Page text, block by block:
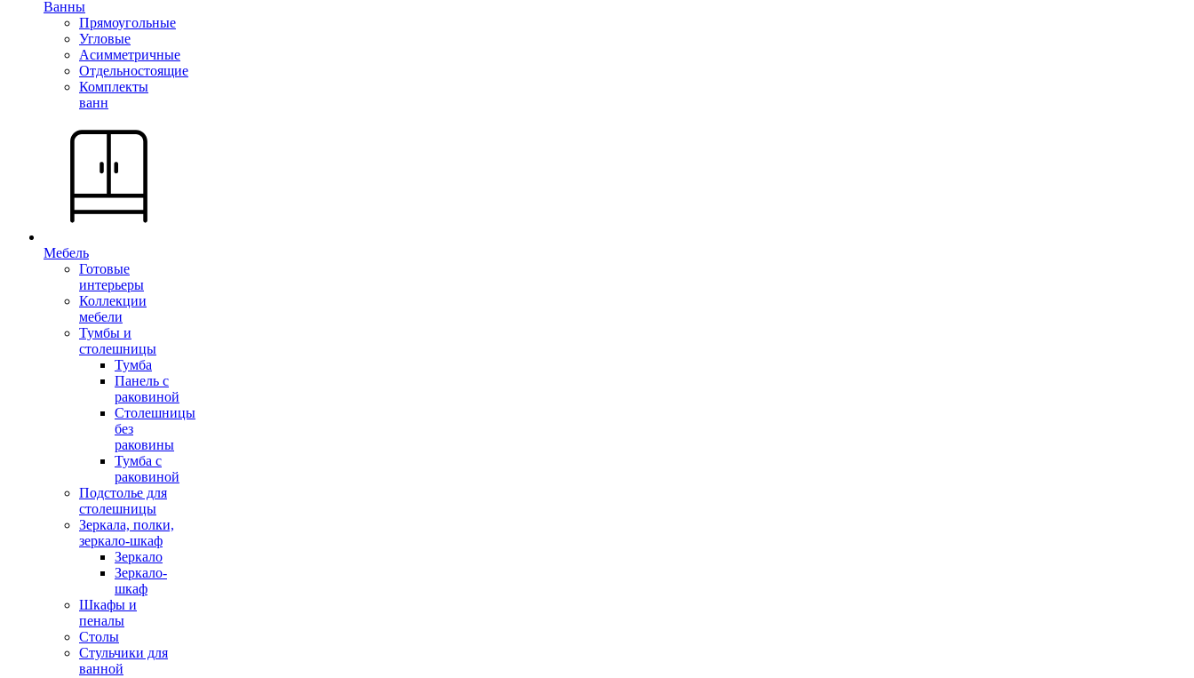
Ванны
Прямоугольные
Угловые
Асимметричные
Отдельностоящие
Комплекты
ванн
Мебель
Готовые
интерьеры
Коллекции
мебели
Тумбы и
столешницы
Тумба
Панель с
раковиной
Столешницы
без
раковины
Тумба с
раковиной
Подстолье для
столешницы
Зеркала, полки,
зеркало-шкаф
Зеркало
Зеркало-
шкаф
Шкафы и
пеналы
Столы
Стульчики для
ванной